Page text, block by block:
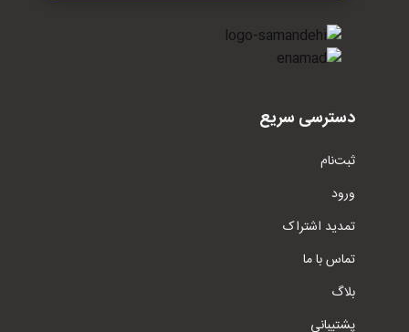
دسترسی سریع
ثبت‌نام
ورود
تمدید اشتراک
تماس با ما
بلاگ
پشتیبانی